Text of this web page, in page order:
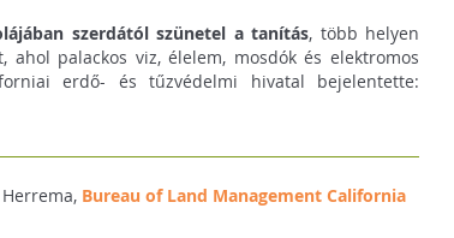
szerdától szünetel a tanítás, több helyen
ahol palackos viz, élelem, mosdók és elektromos
erdő- és tűzvédelmi hivatal bejelentette:
Bureau of Land Management California